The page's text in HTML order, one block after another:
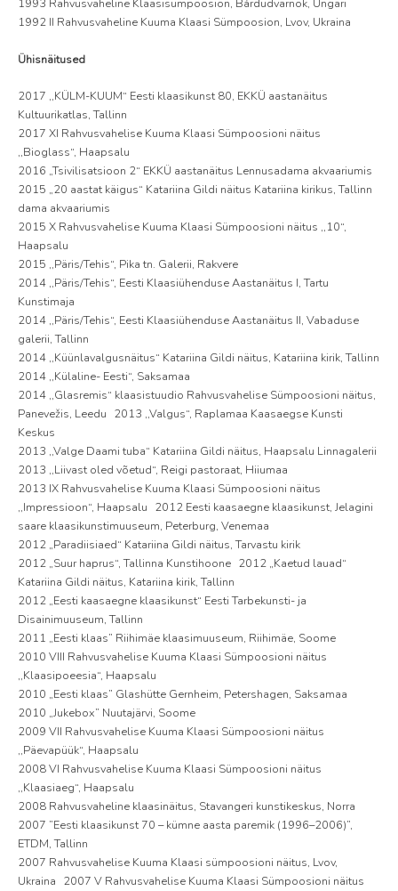
1993 Rahvusvaheline Klaasisümpoosion, Bárdudvarnok, Ungari
1992 II Rahvusvaheline Kuuma Klaasi Sümpoosion, Lvov, Ukraina
Ühisnäitused
2017 ,,KÜLM-KUUM“ Eesti klaasikunst 80, EKKÜ aastanäitus
Kultuurikatlas, Tallinn
2017 XI Rahvusvahelise Kuuma Klaasi Sümpoosioni näitus
,,Bioglass“, Haapsalu
2016 „Tsivilisatsioon 2“ EKKÜ aastanäitus Lennusadama akvaariumis
2015 „20 aastat käigus“ Katariina Gildi näitus Katariina kirikus, Tallinn
dama akvaariumis
2015 X Rahvusvahelise Kuuma Klaasi Sümpoosioni näitus ,,10“,
Haapsalu
2015 ,,Päris/Tehis“, Pika tn. Galerii, Rakvere
2014 ,,Päris/Tehis“, Eesti Klaasiühenduse Aastanäitus I, Tartu
Kunstimaja
2014 ,,Päris/Tehis“, Eesti Klaasiühenduse Aastanäitus II, Vabaduse
galerii, Tallinn
2014 ,,Küünlavalgusnäitus“ Katariina Gildi näitus, Katariina kirik, Tallinn
2014 ,,Külaline- Eesti“, Saksamaa
2014 ,,Glasremis“ klaasistuudio Rahvusvahelise Sümpoosioni näitus,
Panevežis, Leedu 2013 ,,Valgus“, Raplamaa Kaasaegse Kunsti
Keskus
2013 ,,Valge Daami tuba“ Katariina Gildi näitus, Haapsalu Linnagalerii
2013 ,,Liivast oled võetud“, Reigi pastoraat, Hiiumaa
2013 IX Rahvusvahelise Kuuma Klaasi Sümpoosioni näitus
,,Impressioon“, Haapsalu 2012 Eesti kaasaegne klaasikunst, Jelagini
saare klaasikunstimuuseum, Peterburg, Venemaa
2012 „Paradiisiaed“ Katariina Gildi näitus, Tarvastu kirik
2012 „Suur haprus“, Tallinna Kunstihoone 2012 „Kaetud lauad“
Katariina Gildi näitus, Katariina kirik, Tallinn
2012 „Eesti kaasaegne klaasikunst“ Eesti Tarbekunsti- ja
Disainimuuseum, Tallinn
2011 „Eesti klaas” Riihimäe klaasimuuseum, Riihimäe, Soome
2010 VIII Rahvusvahelise Kuuma Klaasi Sümpoosioni näitus
,,Klaasipoeesia“, Haapsalu
2010 „Eesti klaas” Glashütte Gernheim, Petershagen, Saksamaa
2010 „Jukebox” Nuutajärvi, Soome
2009 VII Rahvusvahelise Kuuma Klaasi Sümpoosioni näitus
,,Päevapüük“, Haapsalu
2008 VI Rahvusvahelise Kuuma Klaasi Sümpoosioni näitus
,,Klaasiaeg“, Haapsalu
2008 Rahvusvaheline klaasinäitus, Stavangeri kunstikeskus, Norra
2007 ”Eesti klaasikunst 70 – kümne aasta paremik (1996–2006)”,
ETDM, Tallinn
2007 Rahvusvahelise Kuuma Klaasi sümpoosioni näitus, Lvov,
Ukraina 2007 V Rahvusvahelise Kuuma Klaasi Sümpoosioni näitus